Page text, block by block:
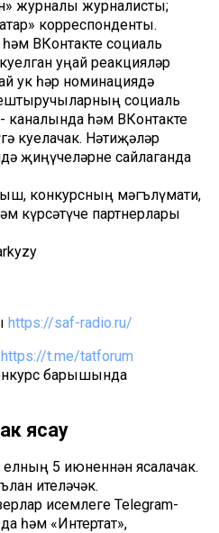
журналы журналисты;
корреспонденты.
ВКонтакте социаль
уңай реакцияләр
ук һәр номинациядә
социаль
каналында һәм ВКонтакте
куелачак. Нәтиҗәләр
җиңүчеләрне сайлаганда
конкурсның мәгълүмати,
күрсәтүче партнерлары
https://saf-radio.ru/
https://t.me/tatforum
барышында
ясау
елның 5 июненнән ясалачак.
ителәчәк.
исемлеге Telegram-
һәм «Интертат»,